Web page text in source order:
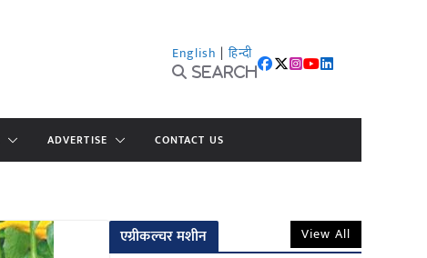
English | हिन्दी
Search
ADVERTISE CONTACT US
एग्रीकल्चर मशीन View All